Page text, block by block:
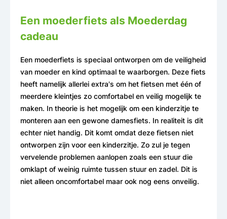
Een moederfiets als Moederdag
cadeau
Een moederfiets is speciaal ontworpen om de veiligheid
van moeder en kind optimaal te waarborgen. Deze fiets
heeft namelijk allerlei extra's om het fietsen met één of
meerdere kleintjes zo comfortabel en veilig mogelijk te
maken. In theorie is het mogelijk om een kinderzitje te
monteren aan een gewone damesfiets. In realiteit is dit
echter niet handig. Dit komt omdat deze fietsen niet
ontworpen zijn voor een kinderzitje. Zo zul je tegen
vervelende problemen aanlopen zoals een stuur die
omklapt of weinig ruimte tussen stuur en zadel. Dit is
niet alleen oncomfortabel maar ook nog eens onveilig.